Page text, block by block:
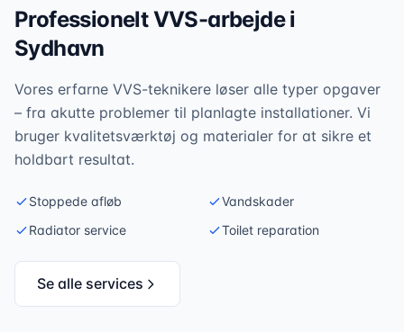
Professionelt VVS-arbejde i
Sydhavn
Vores erfarne VVS-teknikere løser alle typer opgaver
– fra akutte problemer til planlagte installationer. Vi
bruger kvalitetsværktøj og materialer for at sikre et
holdbart resultat.
Stoppede afløb
Vandskader
Radiator service
Toilet reparation
Se alle services